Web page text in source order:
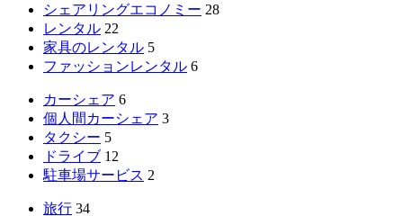
シェアリングエコノミー 28
レンタル 22
家具のレンタル 5
ファッションレンタル 6
カーシェア 6
個人間カーシェア 3
タクシー 5
ドライブ 12
駐車場サービス 2
旅行 34